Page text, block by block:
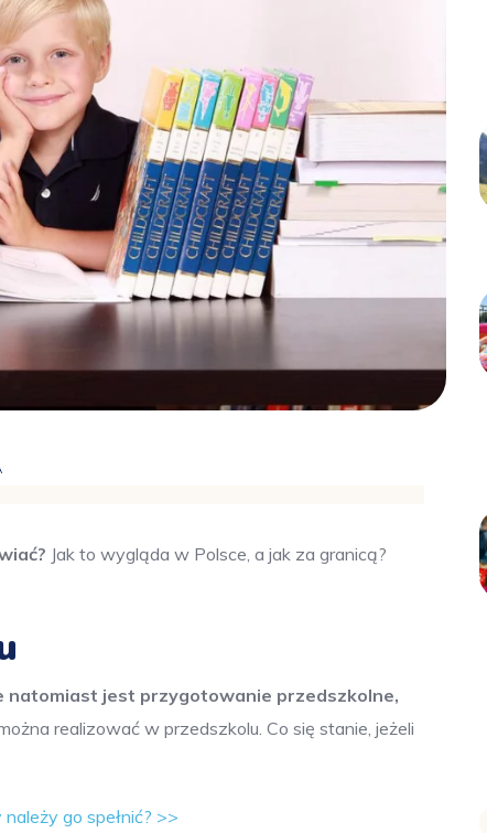
Jak to wygląda w Polsce, a jak za granicą?
natomiast jest przygotowanie przedszkolne,
realizować w przedszkolu. Co się stanie, jeżeli
go spełnić? >>